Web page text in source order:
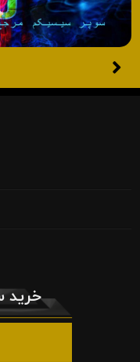
خرید